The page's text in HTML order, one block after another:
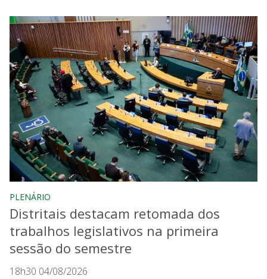
PLENÁRIO
Distritais destacam retomada dos
trabalhos legislativos na primeira
sessão do semestre
18h30 04/08/2026